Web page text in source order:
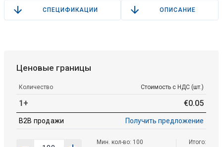
СПЕЦИФИКАЦИИ ОПИСАНИЕ
Ценовые границы
Количество Стоимость с НДС (шт.)
1+ €0.05
B2B продажи Получить предложение
Мин. кол-во: 100
Итого: